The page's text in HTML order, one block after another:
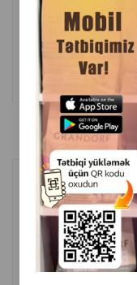
(0 Отзывы)
Лакомство Мнямс